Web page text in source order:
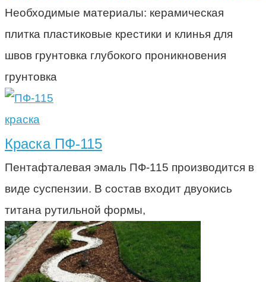
Необходимые материалы: керамическая
плитка пластиковые крестики и клинья для
швов грунтовка глубокого проникновения
грунтовка
краска
Краска ПФ-115
Пентафталевая эмаль ПФ-115 производится в
виде суспензии. В состав входит двуокись
титана рутильной формы,